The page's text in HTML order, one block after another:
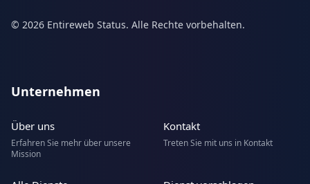
© 2026 Entireweb Status. Alle Rechte vorbehalten.
Unternehmen
Über uns
Erfahren Sie mehr über unsere
Mission
Kontakt
Treten Sie mit uns in Kontakt